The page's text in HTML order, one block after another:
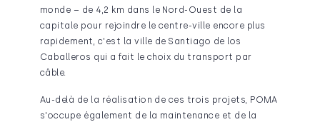
monde – de 4,2 km dans le Nord-Ouest de la
capitale pour rejoindre le centre-ville encore plus
rapidement, c'est la ville de Santiago de los
Caballeros qui a fait le choix du transport par
câble.
Au-delà de la réalisation de ces trois projets, POMA
s'occupe également de la mainte­nance et de la